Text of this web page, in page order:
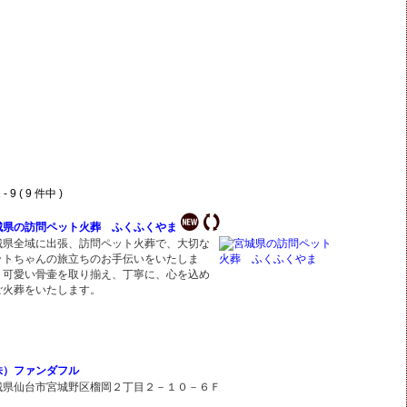
9 ( 9 件中 )
県の訪問ペット火葬 ふくふくやま
県全域に出張、訪問ペット火葬で、大切な
トちゃんの旅立ちのお手伝いをいたしま
可愛い骨壷を取り揃え、丁寧に、心を込め
葬をいたします。
）ファンダフル
県仙台市宮城野区榴岡２丁目２－１０－６Ｆ